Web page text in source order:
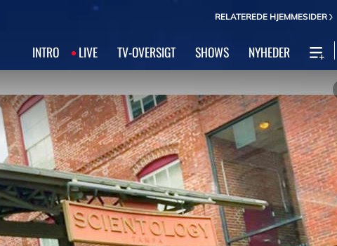
RELATEREDE HJEMMESIDER
INTRO LIVE TV‑OVERSIGT SHOWS NYHEDER